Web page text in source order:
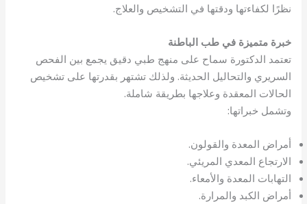
نظرًا لكفاءتها ودقتها في التشخيص والعلاج.
خبرة متميزة في طب الباطنة
تعتمد الدكتورة سماح على منهج طبي دقيق يجمع بين الفحص
السريري والتحاليل الحديثة. ولذلك تشتهر بقدرتها على تشخيص
الحالات المعقدة وعلاجها بطريقة شاملة.
وتشمل خبراتها:
أمراض المعدة والقولون.
الارتجاع المعدي المريئي.
التهابات المعدة والأمعاء.
أمراض الكبد والمرارة.